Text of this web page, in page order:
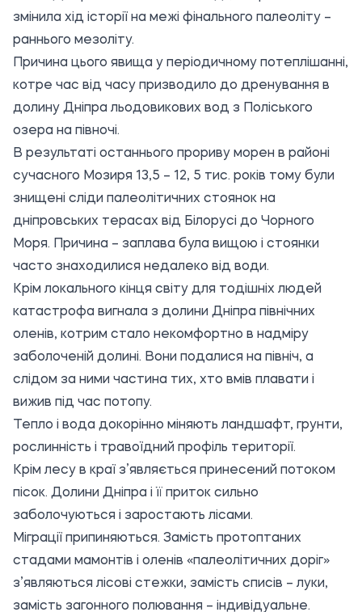
змінила хід історії на межі фінального палеоліту –
раннього мезоліту.
Причина цього явища у періодичному потеплішанні,
котре час від часу призводило до дренування в
долину Дніпра льодовикових вод з Поліського
озера на півночі.
В результаті останнього прориву морен в районі
сучасного Мозиря 13,5 – 12, 5 тис. років тому були
знищені сліди палеолітичних стоянок на
дніпровських терасах від Білорусі до Чорного
Моря. Причина – заплава була вищою і стоянки
часто знаходилися недалеко від води.
Крім локального кінця світу для тодішніх людей
катастрофа вигнала з долини Дніпра північних
оленів, котрим стало некомфортно в надміру
заболоченій долині. Вони подалися на північ, а
слідом за ними частина тих, хто вмів плавати і
вижив під час потопу.
Тепло і вода докорінно міняють ландшафт, грунти,
рослинність і травоїдний профіль території.
Крім лесу в краї з’являється принесений потоком
пісок. Долини Дніпра і її приток сильно
заболочуються і заростають лісами.
Міграції припиняються. Замість протоптаних
стадами мамонтів і оленів «палеолітичних доріг»
з’являються лісові стежки, замість списів – луки,
замість загонного полювання – індивідуальне.